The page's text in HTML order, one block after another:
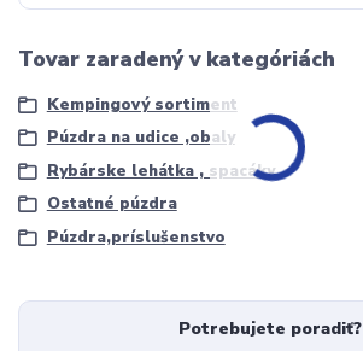
Tovar zaradený v kategóriách
Kempingový sortiment
Púzdra na udice ,obaly
Rybárske lehátka , spacáky
Ostatné púzdra
Púzdra,príslušenstvo
Potrebujete poradiť?